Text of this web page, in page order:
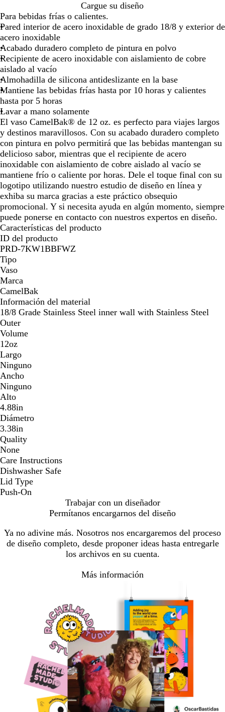
e
g
r
o
Cargue su diseño
Para bebidas frías o calientes.
Pared interior de acero inoxidable de grado 18/8 y exterior de
acero inoxidable
Acabado duradero completo de pintura en polvo
Recipiente de acero inoxidable con aislamiento de cobre
aislado al vacío
Almohadilla de silicona antideslizante en la base
Mantiene las bebidas frías hasta por 10 horas y calientes
hasta por 5 horas
Lavar a mano solamente
El vaso CamelBak® de 12 oz. es perfecto para viajes largos
y destinos maravillosos. Con su acabado duradero completo
con pintura en polvo permitirá que las bebidas mantengan su
delicioso sabor, mientras que el recipiente de acero
inoxidable con aislamiento de cobre aislado al vacío se
mantiene frío o caliente por horas. Dele el toque final con su
logotipo utilizando nuestro estudio de diseño en línea y
exhiba su marca gracias a este práctico obsequio
promocional. Y si necesita ayuda en algún momento, siempre
puede ponerse en contacto con nuestros expertos en diseño.
Características del producto
ID del producto
PRD-7KW1BBFWZ
Tipo
Vaso
Marca
CamelBak
Información del material
18/8 Grade Stainless Steel inner wall with Stainless Steel
Outer
Volume
12oz
Largo
Ninguno
Ancho
Ninguno
Alto
4.88in
Diámetro
3.38in
Quality
None
Care Instructions
Dishwasher Safe
Lid Type
Push-On
Trabajar con un diseñador
Permítanos encargarnos del diseño
Ya no adivine más. Nosotros nos encargaremos del proceso
de diseño completo, desde proponer ideas hasta entregarle
los archivos en su cuenta.
Más información